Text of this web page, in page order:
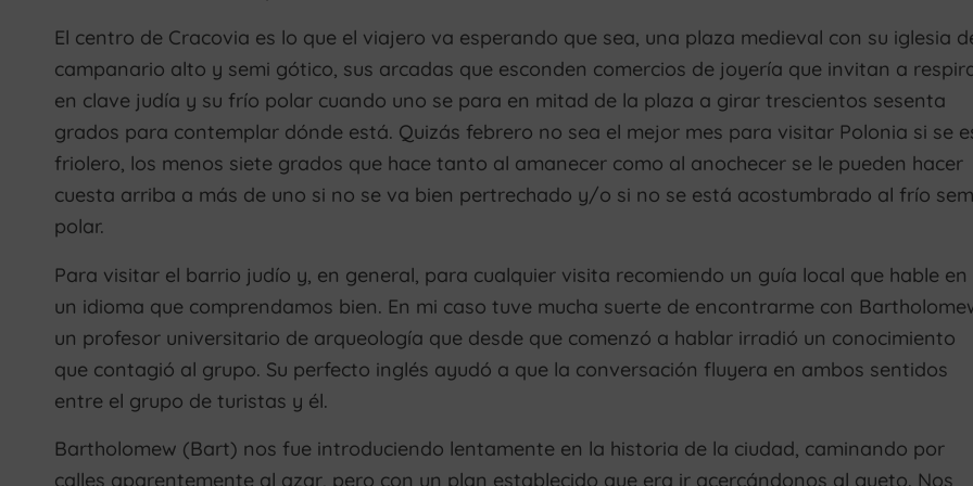
El centro de Cracovia es lo que el viajero va esperando que sea, una plaza medieval con su iglesia
campanario alto y semi gótico, sus arcadas que esconden comercios de joyería que invitan a
en clave judía y su frío polar cuando uno se para en mitad de la plaza a girar trescientos sesenta
grados para contemplar dónde está. Quizás febrero no sea el mejor mes para visitar Polonia si se
friolero, los menos siete grados que hace tanto al amanecer como al anochecer se le pueden hacer
cuesta arriba a más de uno si no se va bien pertrechado y/o si no se está acostumbrado al frío
polar.
Para visitar el barrio judío y, en general, para cualquier visita recomiendo un guía local que hable en
un idioma que comprendamos bien. En mi caso tuve mucha suerte de encontrarme con
un profesor universitario de arqueología que desde que comenzó a hablar irradió un conocimiento
que contagió al grupo. Su perfecto inglés ayudó a que la conversación fluyera en ambos sentidos
entre el grupo de turistas y él.
Bartholomew (Bart) nos fue introduciendo lentamente en la historia de la ciudad, caminando por
calles aparentemente al azar, pero con un plan establecido que era ir acercándonos al gueto. Nos